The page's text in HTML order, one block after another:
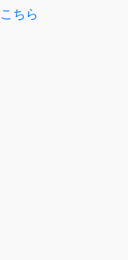
こちら